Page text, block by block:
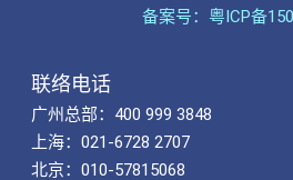
备案号：粤ICP备
联络电话
广州总部：400 999 3848
上海：021-6728 2707
北京：010-57815068